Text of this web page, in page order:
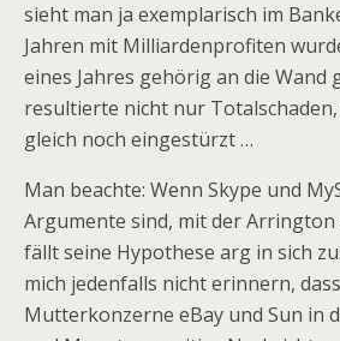
sieht man ja exemplarisch im
Jahren mit Milliardenprofiten
eines Jahres gehörig an die Wand
resultierte nicht nur Totalschaden,
gleich noch eingestürzt …
Man beachte: Wenn Skype und
Argumente sind, mit der
fällt seine Hypothese arg in sich
mich jedenfalls nicht erinnern,
Mutterkonzerne eBay und Sun in